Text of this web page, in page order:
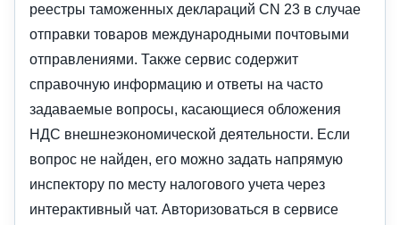
реестры таможенных деклараций CN 23 в случае
отправки товаров международными почтовыми
отправлениями. Также сервис содержит
справочную информацию и ответы на часто
задаваемые вопросы, касающиеся обложения
НДС внешнеэкономической деятельности. Если
вопрос не найден, его можно задать напрямую
инспектору по месту налогового учета через
интерактивный чат. Авторизоваться в сервисе